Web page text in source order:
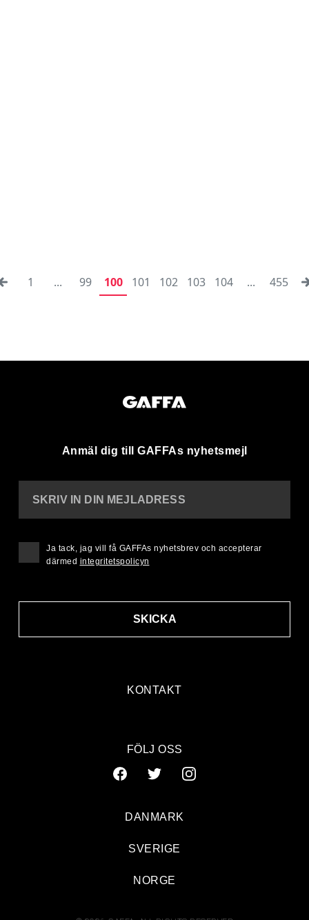
1 ... 99 100 101 102 103 104 ... 455
Anmäl dig till GAFFAs nyhetsmejl
KONTAKT
SKRIV IN DIN MEJLADRESS
SKICKA
Ja tack, jag vill få GAFFAs nyhetsbrev och accepterar
därmed integritetspolicyn
FÖLJ OSS
DANMARK
SVERIGE
NORGE